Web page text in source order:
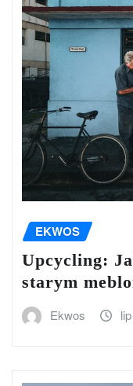
EKWOS
Upcycling:
starym
Ekwos